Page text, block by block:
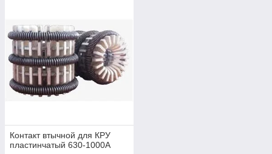
Контакт втычной для КРУ
пластинчатый 630-1000А